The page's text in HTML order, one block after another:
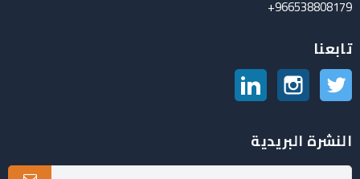
966538808179+
تابعنا
تويتر انستغرام
النشرة البريدية